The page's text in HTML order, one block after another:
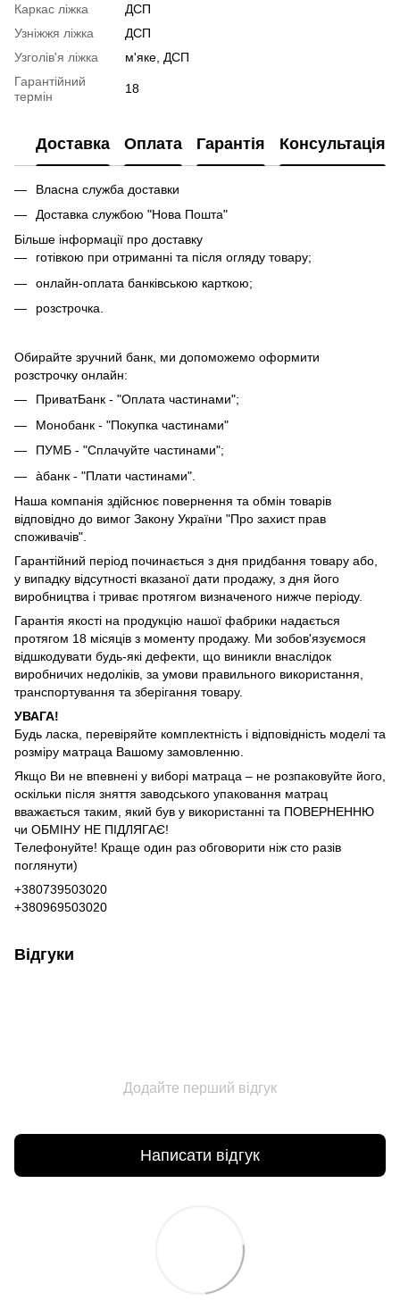
Каркас ліжка
ДСП
Узніжжя ліжка
ДСП
Узголів'я ліжка
м'яке, ДСП
Гарантійний
термін
18
Доставка Оплата Гарантія Консультація
Власна служба доставки
Доставка службою "Нова Пошта"
Більше інформації про доставку
готівкою при отриманні та після огляду товару;
онлайн-оплата банківською карткою;
розстрочка.
Обирайте зручний банк, ми допоможемо оформити
розстрочку онлайн:
ПриватБанк - "Оплата частинами";
Монобанк - "Покупка частинами"
ПУМБ - "Сплачуйте частинами";
àбанк - "Плати частинами".
Наша компанія здійснює повернення та обмін товарів
відповідно до вимог Закону України "Про захист прав
споживачів".
Гарантійний період починається з дня придбання товару або,
у випадку відсутності вказаної дати продажу, з дня його
виробництва і триває протягом визначеного нижче періоду.
Гарантія якості на продукцію нашої фабрики надається
протягом 18 місяців з моменту продажу. Ми зобов'язуємося
відшкодувати будь-які дефекти, що виникли внаслідок
виробничих недоліків, за умови правильного використання,
транспортування та зберігання товару.
УВАГА!
Будь ласка, перевіряйте комплектність і відповідність моделі та
розміру матраца Вашому замовленню.
Якщо Ви не впевнені у виборі матраца – не розпаковуйте його,
оскільки після зняття заводського упаковання матрац
вважається таким, який був у використанні та ПОВЕРНЕННЮ
чи ОБМІНУ НЕ ПІДЛЯГАЄ!
Телефонуйте! Краще один раз обговорити ніж сто разів
поглянути)
+380739503020
+380969503020
Відгуки
Додайте перший відгук
Написати відгук